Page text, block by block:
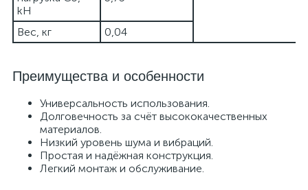
kH
Вес, кг 0,04
Преимущества и особенности
Универсальность использования.
Долговечность за счёт высококачественных
материалов.
Низкий уровень шума и вибраций.
Простая и надёжная конструкция.
Легкий монтаж и обслуживание.